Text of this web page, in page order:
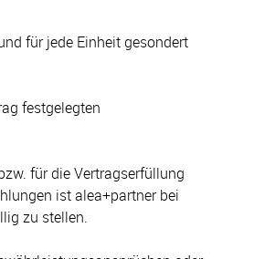
für jede Einheit gesondert
festgelegten
für die Vertragserfüllung
ist alea+partner bei
zu stellen.